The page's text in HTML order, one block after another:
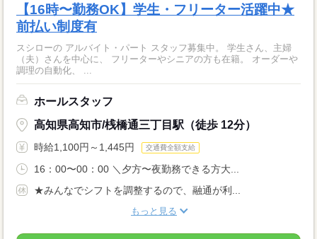
【16時〜勤務OK】学生・フリーター活躍中★
前払い制度有
スシローの アルバイト・パート スタッフ募集中。 学生さん、主婦
（夫）さんを中心に、 フリーターやシニアの方も在籍。 オーダーや
調理の自動化、 ...
ホールスタッフ
高知県高知市/桟橋通三丁目駅（徒歩 12分）
時給1,100円～1,445円 交通費全額支給
16：00〜00：00 ＼夕方〜夜勤務できる方大...
★みんなでシフトを調整するので、融通が利...
もっと見る